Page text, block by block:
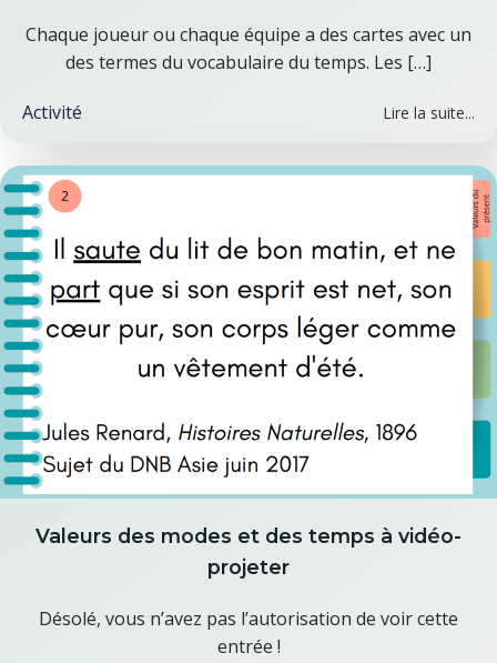
Chaque joueur ou chaque équipe a des cartes avec un
des termes du vocabulaire du temps. Les […]
Activité Lire la suite...
Valeurs des modes et des temps à vidéo-
projeter
Désolé, vous n’avez pas l’autorisation de voir cette
entrée !